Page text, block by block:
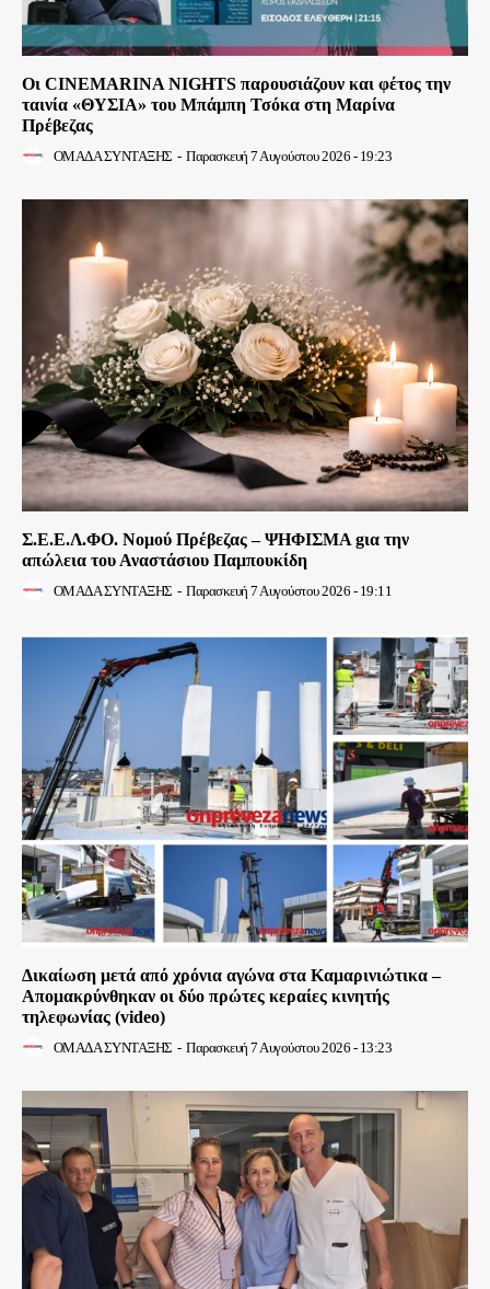
Οι CINEMARINA NIGHTS παρουσιάζουν και φέτος την
ταινία «ΘΥΣΙΑ» του Μπάμπη Τσόκα στη Μαρίνα
Πρέβεζας
ΟΜΑΔΑ ΣΥΝΤΑΞΗΣ - Παρασκευή 7 Αυγούστου 2026 - 19:23
Σ.Ε.Ε.Λ.ΦΟ. Νομού Πρέβεζας – ΨΗΦΙΣΜΑ gια την
απώλεια του Αναστάσιου Παμπουκίδη
ΟΜΑΔΑ ΣΥΝΤΑΞΗΣ - Παρασκευή 7 Αυγούστου 2026 - 19:11
Δικαίωση μετά από χρόνια αγώνα στα Καμαρινιώτικα –
Απομακρύνθηκαν οι δύο πρώτες κεραίες κινητής
τηλεφωνίας (video)
ΟΜΑΔΑ ΣΥΝΤΑΞΗΣ - Παρασκευή 7 Αυγούστου 2026 - 13:23